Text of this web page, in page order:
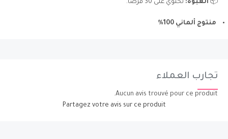
📦 العبوة: تحتوي على 30 قرصًا.
منتوج ألماني 100%
تجارب العملاء
Aucun avis trouvé pour ce produit.
Partagez votre avis sur ce produit